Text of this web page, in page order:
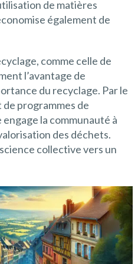
de matières
également de
comme celle de
l’avantage de
du recyclage. Par le
programmes de
la communauté à
des déchets.
collective vers un